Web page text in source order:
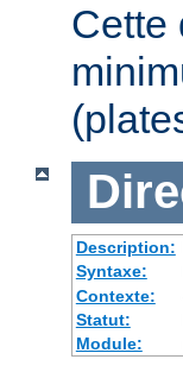
Cette
Description:
Syntaxe:
Contexte:
Statut:
Module: